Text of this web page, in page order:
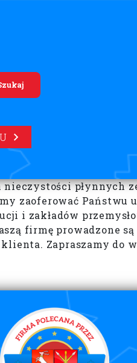
nieczystości płynnych
zaoferować Państwu
i zakładów
firmę prowadzone
Zapraszamy do